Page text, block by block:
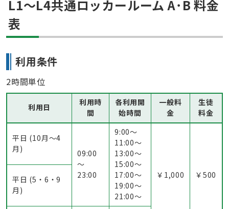
L1〜L4共通ロッカールーム A･B 料金
表
利用条件
2時間単位
利用日
利用時
間
各利用開
始時間
一般料
金
生徒
料金
平日 (10月～4
月)
09:00
～
23:00
9:00〜
11:00〜
13:00〜
15:00〜
17:00〜
19:00〜
21:00〜
￥1,000 ￥500
平日 (5・6・9
月)